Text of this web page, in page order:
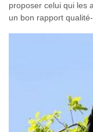
proposer celui qui les
un bon rapport